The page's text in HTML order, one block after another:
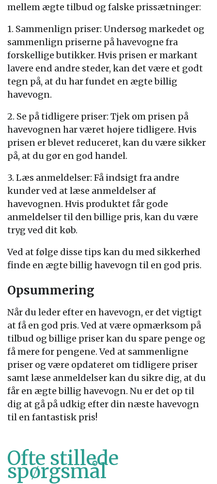
mellem ægte tilbud og falske prissætninger:
1. Sammenlign priser: Undersøg markedet og
sammenlign priserne på havevogne fra
forskellige butikker. Hvis prisen er markant
lavere end andre steder, kan det være et godt
tegn på, at du har fundet en ægte billig
havevogn.
2. Se på tidligere priser: Tjek om prisen på
havevognen har været højere tidligere. Hvis
prisen er blevet reduceret, kan du være sikker
på, at du gør en god handel.
3. Læs anmeldelser: Få indsigt fra andre
kunder ved at læse anmeldelser af
havevognen. Hvis produktet får gode
anmeldelser til den billige pris, kan du være
tryg ved dit køb.
Ved at følge disse tips kan du med sikkerhed
finde en ægte billig havevogn til en god pris.
Opsummering
Når du leder efter en havevogn, er det vigtigt
at få en god pris. Ved at være opmærksom på
tilbud og billige priser kan du spare penge og
få mere for pengene. Ved at sammenligne
priser og være opdateret om tidligere priser
samt læse anmeldelser kan du sikre dig, at du
får en ægte billig havevogn. Nu er det op til
dig at gå på udkig efter din næste havevogn
til en fantastisk pris!
Ofte stillede
spørgsmål